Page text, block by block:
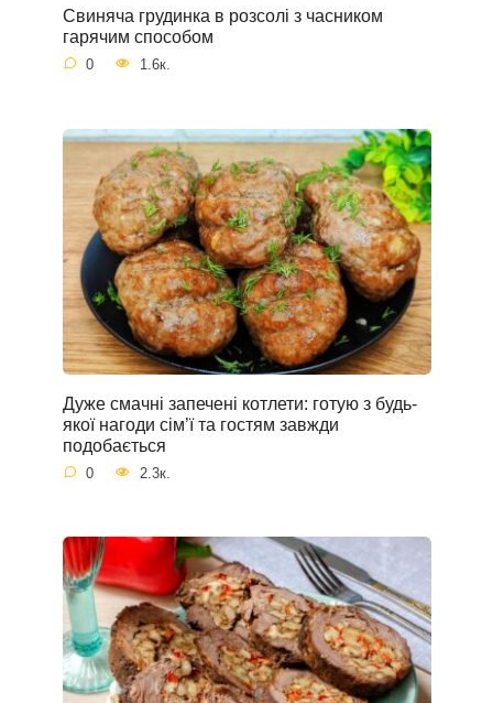
Свиняча грудинка в розсолі з часником
гарячим способом
0 1.6к.
Дуже смачні запечені котлети: готую з будь-
якої нагоди сім’ї та гостям завжди
подобається
0 2.3к.